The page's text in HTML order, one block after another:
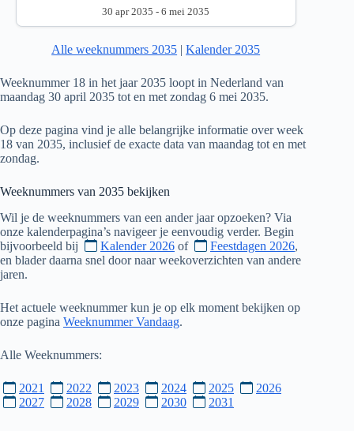
30 apr 2035 - 6 mei 2035
Alle weeknummers 2035 |Kalender 2035
Weeknummer 18 in het jaar 2035 loopt in Nederland van
maandag 30 april 2035 tot en met zondag 6 mei 2035.
Op deze pagina vind je alle belangrijke informatie over week
18 van 2035, inclusief de exacte data van maandag tot en met
zondag.
Weeknummers van 2035 bekijken
Wil je de weeknummers van een ander jaar opzoeken? Via
onze kalenderpagina’s navigeer je eenvoudig verder. Begin
bijvoorbeeld bij
Kalender 2026 of Feestdagen 2026,
en blader daarna snel door naar weekoverzichten van andere
jaren.
Het actuele weeknummer kun je op elk moment bekijken op
onze pagina Weeknummer Vandaag.
Alle Weeknummers:
2021 2022 2023 2024 2025
2026
2027
2028 2029 2030 2031